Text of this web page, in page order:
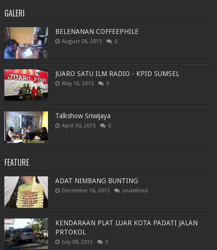
GALERI
BELENANAN COFFEEPHILE
August 06, 2015 0
JUARO SATU ILM RADIO - KPID SUMSEL
May 16, 2015 0
Talkshow Sriwijaya
April 30, 2015 0
FEATURE
ADAT NIMBANG BUNTING
December 16, 2015 undefined
KENDARAAN PLAT LUAR KOTA PADATI JALAN
PRTOKOL
July 09, 2015 0